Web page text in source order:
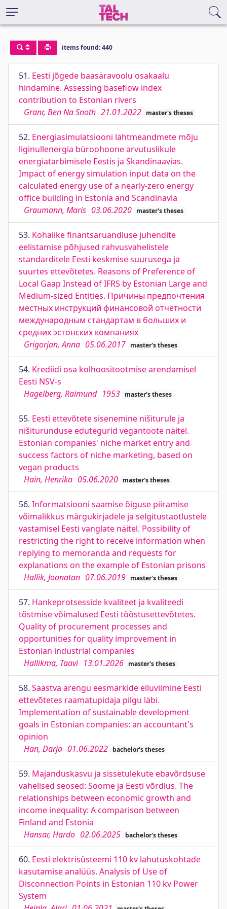
items found: 440
51. Eesti jõgede baasäravoolu osakaalu
hindamine. Assessing baseflow index
contribution to Estonian rivers
Granr, Ben Na Snoth 21.01.2022 master's theses
52. Energiasimulatsiooni lähtmeandmete mõju
liginullenergia büroohoone arvutuslikule
energiatarbimisele Eestis ja Skandinaavias.
Impact of energy simulation input data on the
calculated energy use of a nearly-zero energy
office building in Estonia and Scandinavia
Graumann, Maris 03.06.2020 master's theses
53. Kohalike finantsaruandluse juhendite
eelistamise põhjused rahvusvahelistele
standarditele Eesti keskmise suurusega ja
suurtes ettevõtetes. Reasons of Preference of
Local Gaap Instead of IFRS by Estonian Large and
Medium-sized Entities. Причины предпочтения
местных инструкций финансовой отчётности
международным стандартам в больших и
средних эстонских компаниях
Grigorjan, Anna 05.06.2017 master's theses
54. Krediidi osa kolhoositootmise arendamisel
Eesti NSV-s
Hagelberg, Raimund 1953 master's theses
55. Eesti ettevõtete sisenemine nišiturule ja
nišiturunduse edutegurid vegantoote näitel.
Estonian companies' niche market entry and
success factors of niche marketing, based on
vegan products
Hain, Henrika 05.06.2020 master's theses
56. Informatsiooni saamise õiguse piiramise
võimalikkus märgukirjadele ja selgitustaotlustele
vastamisel Eesti vanglate näitel. Possibility of
restricting the right to receive information when
replying to memoranda and requests for
explanations on the example of Estonian prisons
Hallik, Joonatan 07.06.2019 master's theses
57. Hankeprotsesside kvaliteet ja kvaliteedi
tõstmise võimalused Eesti tööstusettevõtetes.
Quality of procurement processes and
opportunities for quality improvement in
Estonian industrial companies
Hallikma, Taavi 13.01.2026 master's theses
58. Säästva arengu eesmärkide elluviimine Eesti
ettevõtetes raamatupidaja pilgu läbi.
Implementation of sustainable development
goals in Estonian companies: an accountant's
opinion
Han, Darja 01.06.2022 bachelor's theses
59. Majanduskasvu ja sissetulekute ebavõrdsuse
vahelised seosed: Soome ja Eesti võrdlus. The
relationships between economic growth and
income inequality: A comparison between
Finland and Estonia
Hansar, Hardo 02.06.2025 bachelor's theses
60. Eesti elektrisüsteemi 110 kv lahutuskohtade
kasutamise analüüs. Analysis of Use of
Disconnection Points in Estonian 110 kv Power
System